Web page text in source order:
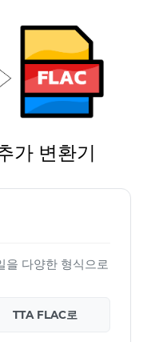
가 변환기
다양한 형식으로
TTA FLAC로